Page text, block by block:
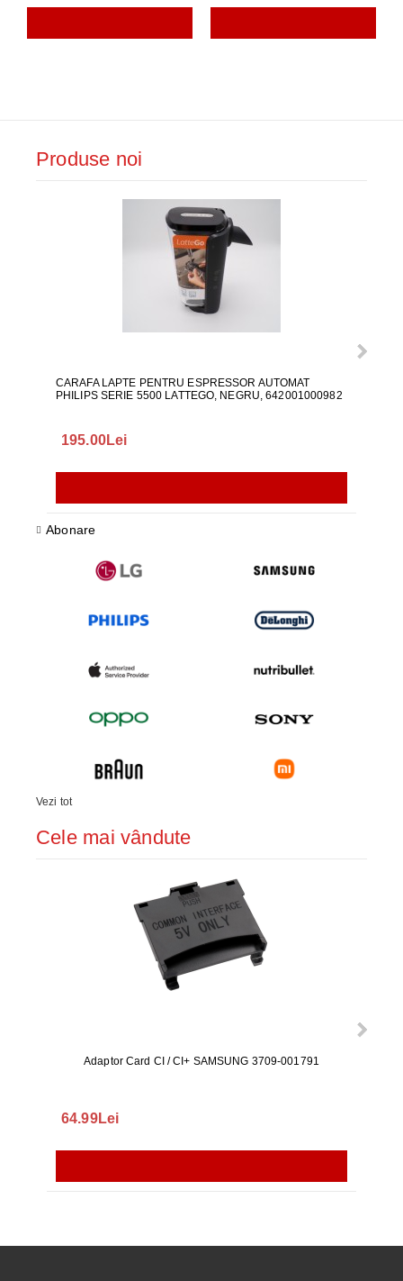
Produse noi
CARAFA LAPTE PENTRU ESPRESSOR AUTOMAT
PHILIPS SERIE 5500 LATTEGO, NEGRU, 642001000982
195.00Lei
Abonare
Vezi tot
Cele mai vândute
Adaptor Card CI / CI+ SAMSUNG 3709-001791
64.99Lei